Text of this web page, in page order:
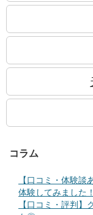
コラム
【口コミ・体験
体験してみました！
【口コミ・評判